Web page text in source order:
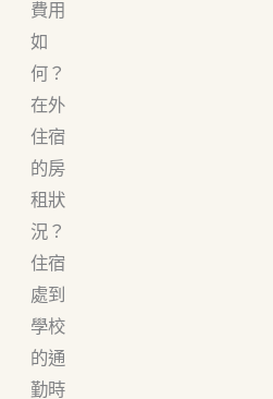
費用
如
何？
在外
住宿
的房
租狀
況？
住宿
處到
學校
的通
勤時